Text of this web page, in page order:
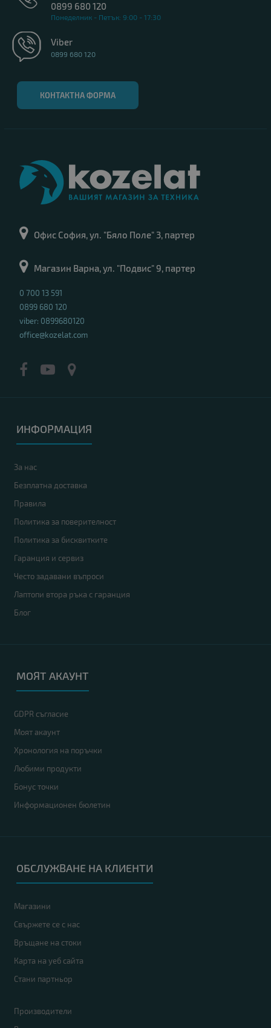
0899 680 120
Понеделник - Петък: 9:00 - 17:30
Viber
0899 680 120
КОНТАКТНА ФОРМА
Офис София, ул. "Бяло Поле" 3, партер
Магазин Варна, ул. "Подвис" 9, партер
0 700 13 591
0899 680 120
viber: 0899680120
office@kozelat.com
ИНФОРМАЦИЯ
За нас
Безплатна доставка
Правила
Политика за поверителност
Политика за бисквитките
Гаранция и сервиз
Често задавани въпроси
Лаптопи втора ръка с гаранция
Блог
МОЯТ АКАУНТ
GDPR съгласие
Моят акаунт
Хронология на поръчки
Любими продукти
Бонус точки
Информационен бюлетин
ОБСЛУЖВАНЕ НА КЛИЕНТИ
Магазини
Свържете се с нас
Връщане на стоки
Карта на уеб сайта
Стани партньор
Производители